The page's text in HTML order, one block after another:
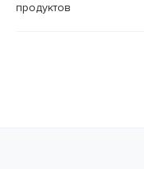
продуктов